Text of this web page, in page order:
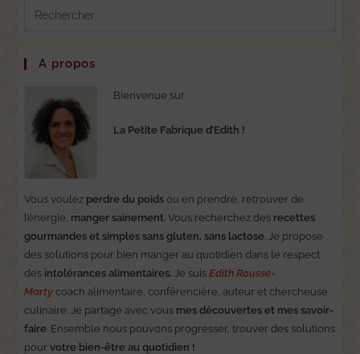
A propos
Bienvenue sur
La Petite Fabrique d’Edith !
Vous voulez perdre du poids ou en prendre, retrouver de
l’énergie, manger sainement. Vous recherchez des recettes
gourmandes et simples sans gluten, sans lactose. Je propose
des solutions pour bien manger au quotidien dans le respect
des intolérances alimentaires. Je suisEdith Rousse-
Marty coach alimentaire, conférencière, auteur et chercheuse
culinaire. Je partage avec vous mes découvertes et mes savoir-
faire. Ensemble nous pouvons progresser, trouver des solutions
pour votre bien-être au quotidien !